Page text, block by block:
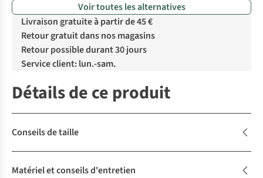
Voir toutes les alternatives
Livraison gratuite à partir de 45 €
Retour gratuit dans nos magasins
Retour possible durant 30 jours
Service client: lun.-sam.
Détails de ce produit
Conseils de taille
Matériel et conseils d'entretien